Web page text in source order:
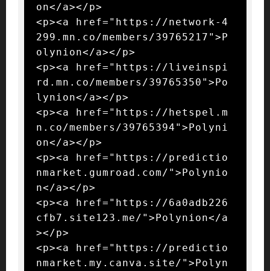
on</a></p>
<p><a href="https://network-4
299.mn.co/members/39765217">P
olynion</a></p>
<p><a href="https://liveinspi
rd.mn.co/members/39765350">Po
lynion</a></p>
<p><a href="https://hetspel.m
n.co/members/39765394">Polyni
on</a></p>
<p><a href="https://predictio
nmarket.gumroad.com/">Polynio
n</a></p>
<p><a href="https://6a0adb226
cfb7.site123.me/">Polynion</a
></p>
<p><a href="https://predictio
nmarket.my.canva.site/">Polyn